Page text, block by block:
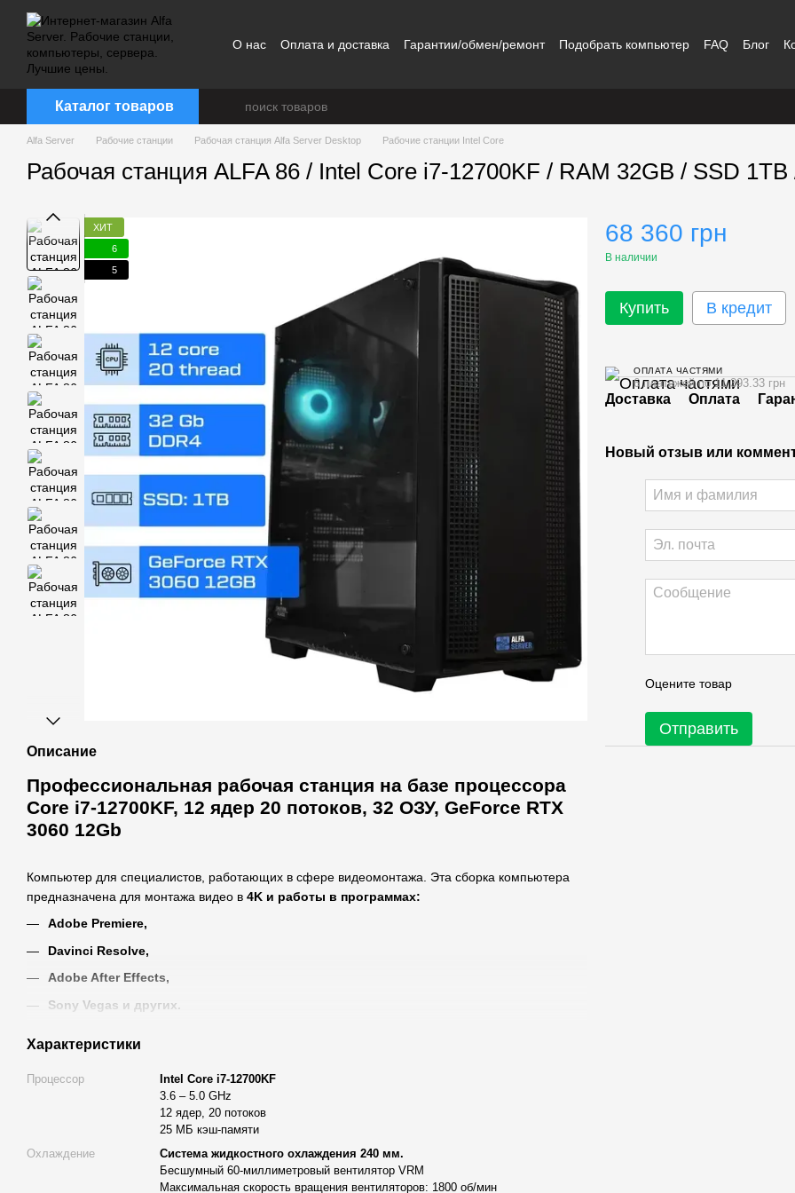
Перейти к основному контенту
О нас Оплата и доставка Гарантии/обмен/ремонт Подобрать компьютер FAQ Блог
Каталог товаров
Alfa Server Рабочие станции Рабочая станция Alfa Server Desktop Рабочие станции Intel Core
Рабочая станция ALFA 86 / Intel Core i7-12700KF / RAM 32GB / SSD
ХИТ
6
5
Описание
Профессиональная рабочая станция на базе процессора
Core i7-12700KF, 12 ядер 20 потоков, 32 ОЗУ, GeForce RTX
3060 12Gb
Компьютер для специалистов, работающих в сфере видеомонтажа. Эта сборка компьютера
предназначена для монтажа видео в 4K и работы в программах:
Adobe Premiere,
Davinci Resolve,
Adobe After Effects,
Sony Vegas и других.
Высокую производительность рабочей станции обеспечивают:
Материнская плата на базе чипсета B760 (производителя Asus, MSI, Gigabyte);
Высокоскоростная дисковая подсистема, состоящая из SSD накопителя M.2 1Tb,
дополнительно можно добавить традиционный жесткий диск;
Высокоэффективный отвод тепла за счет системы жидкостного охлаждения и корпусным
вентилятором диаметром 120 мм;
Характеристики
Процессор
Intel Core i7-12700KF
3.6 – 5.0 GHz
12 ядер, 20 потоков
25 МБ кэш-памяти
Охлаждение
Система жидкостного охлаждения 240 мм.
Бесшумный 60-миллиметровый вентилятор VRM
Максимальная скорость вращения вентиляторов: 1800 об/мин
68 360 грн
В наличии
Купить В кредит
ОПЛАТА ЧАСТЯМИ
6 платежей по 11 393.33 грн
Доставка Оплата
Новый отзыв или
Оцените товар
Отправить